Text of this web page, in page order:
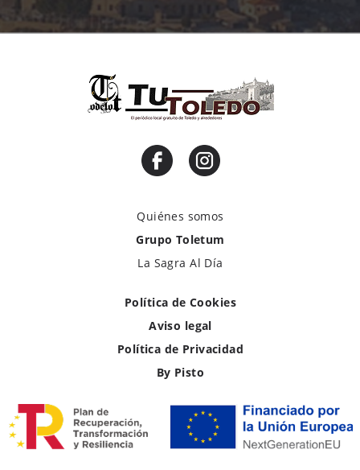
Quiénes somos
Grupo Toletum
La Sagra Al Día
Política de Cookies
Aviso legal
Política de Privacidad
By Pisto